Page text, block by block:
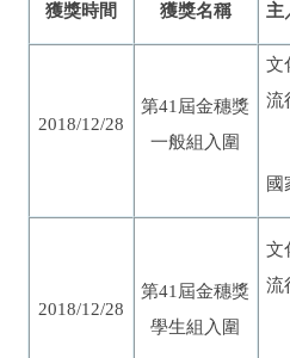
獲獎時間 獲獎名稱 主
2018/12/28
第41屆金穗獎
一般組入圍
文
流
國
2018/12/28
第41屆金穗獎
學生組入圍
文
流